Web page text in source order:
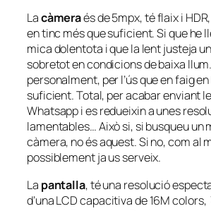
Lacàmeraés de 5mpx, té flaix i
en tinc més que suficient. Si que he
mica dolentota i que la lent justeja
sobretot en condicions de baixa
personalment, per l’ús que en faig
suficient. Total, per acabar enviant
Whatsapp i es redueixin a unes
lamentables… Això si, si busqueu un
càmera, no és aquest. Si no, com al
possiblement ja us serveix.
La pantalla, té una resolució
d’una LCD capacitiva de 16M colors,